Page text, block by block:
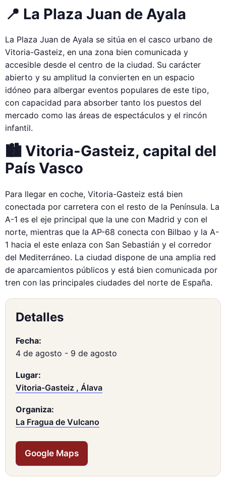
📍 La Plaza Juan de Ayala
La Plaza Juan de Ayala se sitúa en el casco urbano de
Vitoria-Gasteiz, en una zona bien comunicada y
accesible desde el centro de la ciudad. Su carácter
abierto y su amplitud la convierten en un espacio
idóneo para albergar eventos populares de este tipo,
con capacidad para absorber tanto los puestos del
mercado como las áreas de espectáculos y el rincón
infantil.
🏙️ Vitoria-Gasteiz, capital del
País Vasco
Para llegar en coche, Vitoria-Gasteiz está bien
conectada por carretera con el resto de la Península. La
A-1 es el eje principal que la une con Madrid y con el
norte, mientras que la AP-68 conecta con Bilbao y la A-
1 hacia el este enlaza con San Sebastián y el corredor
del Mediterráneo. La ciudad dispone de una amplia red
de aparcamientos públicos y está bien comunicada por
tren con las principales ciudades del norte de España.
Detalles
Fecha:
4 de agosto - 9 de agosto
Lugar:
Vitoria-Gasteiz , Álava
Organiza:
La Fragua de Vulcano
Google Maps